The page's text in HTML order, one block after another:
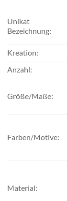
Unikat
Bezeichnung:
Kreation:
Anzahl:
Größe/Maße:
Farben/Motive:
Material: